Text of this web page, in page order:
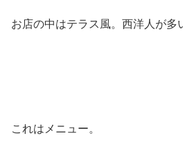
お店の中はテラス風。西洋人が多
これはメニュー。